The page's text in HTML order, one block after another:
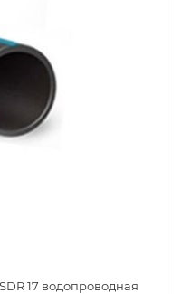
17 водопроводная